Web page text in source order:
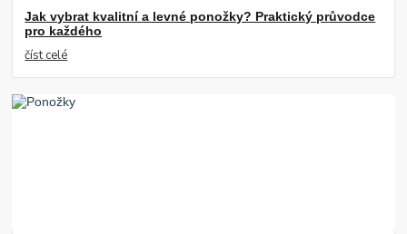
Jak vybrat kvalitní a levné ponožky? Praktický průvodce
pro každého
číst celé